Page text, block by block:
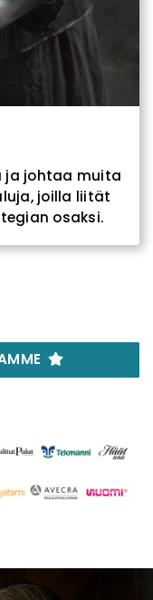
ja johtaa muita
joilla liität
osaksi.